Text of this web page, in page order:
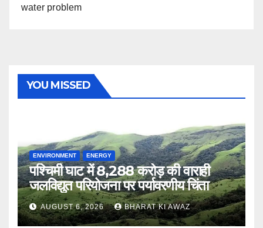
water problem
YOU MISSED
ENVIRONMENT ENERGY
पश्चिमी घाट में 8,288 करोड़ की वाराही
जलविद्युत परियोजना पर पर्यावरणीय चिंता
AUGUST 6, 2026 BHARAT KI AWAZ